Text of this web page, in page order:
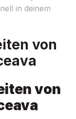
in deinem
von
von